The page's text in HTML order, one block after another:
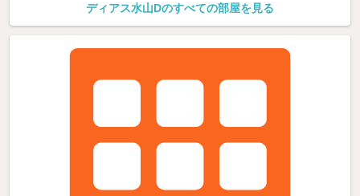
ディアス水山Dのすべての部屋を見る